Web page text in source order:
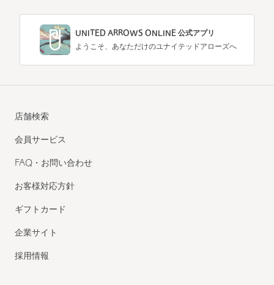
UNITED ARROWS ONLINE 公式アプリ
ようこそ、あなただけのユナイテッドアローズへ
店舗検索
会員サービス
FAQ・お問い合わせ
お客様対応方針
ギフトカード
企業サイト
採用情報